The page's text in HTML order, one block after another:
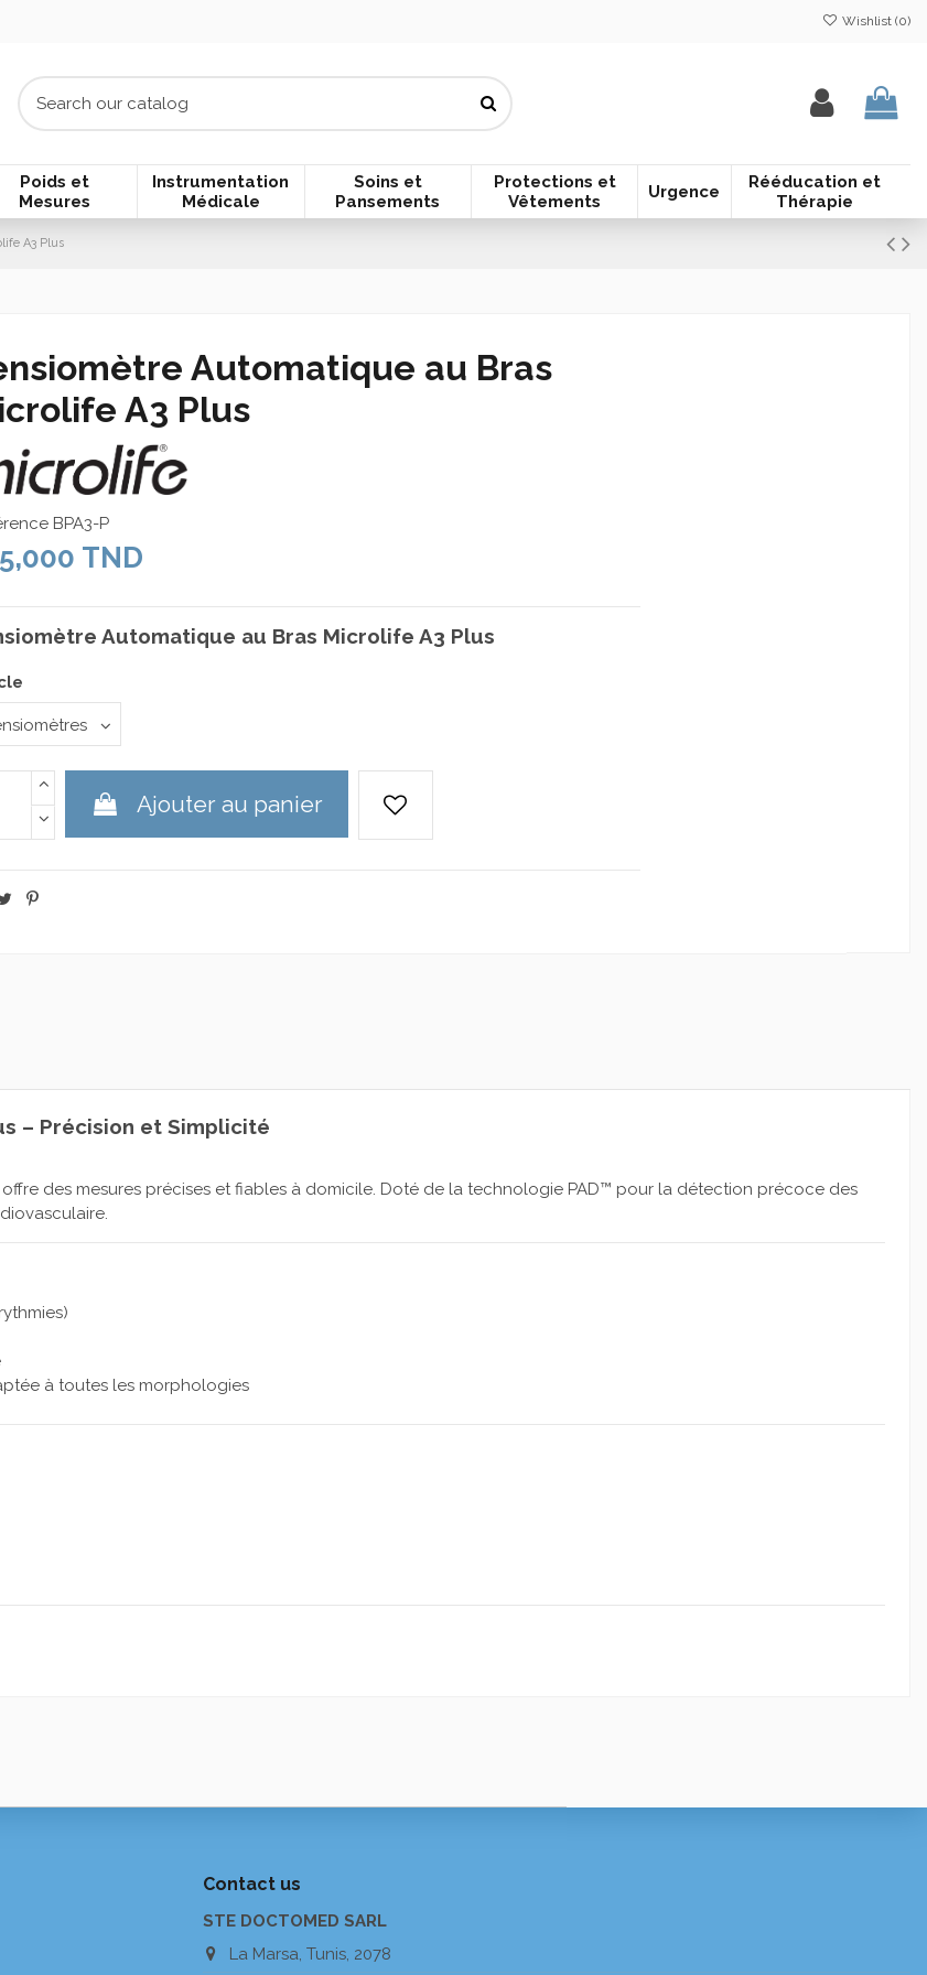
Wishlist (0)
Poids et
Mesures
Instrumentation
Médicale
Soins et
Pansements
Protections et
Vêtements
Urgence
Rééducation et
Thérapie
A3 Plus
Automatique au Bras
A3 Plus
BPA3-P
TND
Automatique au Bras Microlife A3 Plus
Ajouter au panier
– Précision et Simplicité
des mesures précises et fiables à domicile. Doté de la technologie PAD™ pour la détection précoce des
à toutes les morphologies
Contact us
STE DOCTOMED SARL
La Marsa, Tunis, 2078